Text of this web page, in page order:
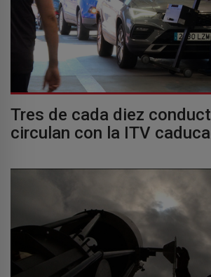
Tres de cada diez
circulan con la ITV